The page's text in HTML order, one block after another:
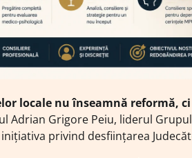
locale nu înseamnă reformă,
Adrian Grigore Peiu, liderul
privind desființarea